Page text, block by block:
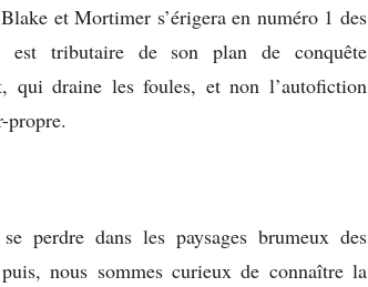
et Mortimer s’érigera en numéro 1 des
tributaire de son plan de conquête
qui draine les foules, et non l’autofiction
propre.
perdre dans les paysages brumeux des
nous sommes curieux de connaître la